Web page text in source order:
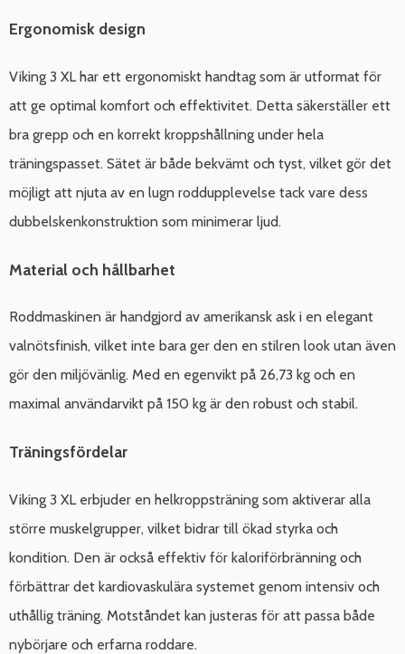
Ergonomisk design
Viking 3 XL har ett ergonomiskt handtag som är utformat för
att ge optimal komfort och effektivitet. Detta säkerställer ett
bra grepp och en korrekt kroppshållning under hela
träningspasset. Sätet är både bekvämt och tyst, vilket gör det
möjligt att njuta av en lugn roddupplevelse tack vare dess
dubbelskenkonstruktion som minimerar ljud.
Material och hållbarhet
Roddmaskinen är handgjord av amerikansk ask i en elegant
valnötsfinish, vilket inte bara ger den en stilren look utan även
gör den miljövänlig. Med en egenvikt på 26,73 kg och en
maximal användarvikt på 150 kg är den robust och stabil.
Träningsfördelar
Viking 3 XL erbjuder en helkroppsträning som aktiverar alla
större muskelgrupper, vilket bidrar till ökad styrka och
kondition. Den är också effektiv för kaloriförbränning och
förbättrar det kardiovaskulära systemet genom intensiv och
uthållig träning. Motståndet kan justeras för att passa både
nybörjare och erfarna roddare.